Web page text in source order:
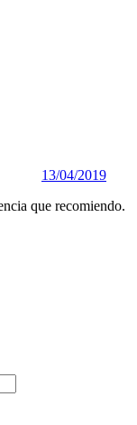
13/04/2019
que recomiendo.